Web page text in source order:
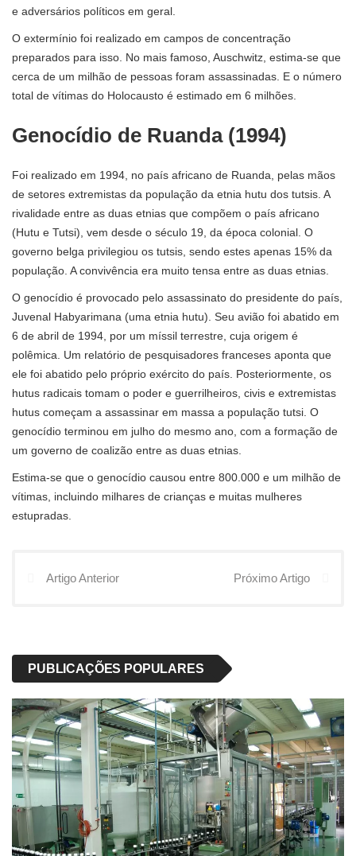
e adversários políticos em geral.
O extermínio foi realizado em campos de concentração
preparados para isso. No mais famoso, Auschwitz, estima-se que
cerca de um milhão de pessoas foram assassinadas. E o número
total de vítimas do Holocausto é estimado em 6 milhões.
Genocídio de Ruanda (1994)
Foi realizado em 1994, no país africano de Ruanda, pelas mãos
de setores extremistas da população da etnia hutu dos tutsis. A
rivalidade entre as duas etnias que compõem o país africano
(Hutu e Tutsi), vem desde o século 19, da época colonial. O
governo belga privilegiou os tutsis, sendo estes apenas 15% da
população. A convivência era muito tensa entre as duas etnias.
O genocídio é provocado pelo assassinato do presidente do país,
Juvenal Habyarimana (uma etnia hutu). Seu avião foi abatido em
6 de abril de 1994, por um míssil terrestre, cuja origem é
polêmica. Um relatório de pesquisadores franceses aponta que
ele foi abatido pelo próprio exército do país. Posteriormente, os
hutus radicais tomam o poder e guerrilheiros, civis e extremistas
hutus começam a assassinar em massa a população tutsi. O
genocídio terminou em julho do mesmo ano, com a formação de
um governo de coalizão entre as duas etnias.
Estima-se que o genocídio causou entre 800.000 e um milhão de
vítimas, incluindo milhares de crianças e muitas mulheres
estupradas.
Artigo Anterior Próximo Artigo
PUBLICAÇÕES POPULARES